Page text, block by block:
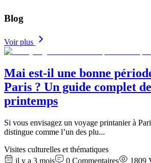
Blog
Voir plus
Mai est-il une bonne
Paris ? Un guide complet
printemps
Si vous envisagez un voyage printanier à
distingue comme l’un des plu...
Visites culturelles et thématiques
il y a 3 mois
0 Commentaires 1809